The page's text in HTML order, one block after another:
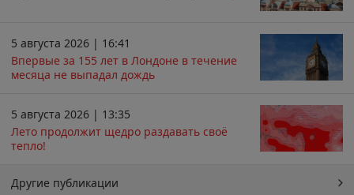
5 августа 2026 | 16:41
Впервые за 155 лет в Лондоне в течение
месяца не выпадал дождь
5 августа 2026 | 13:35
Лето продолжит щедро раздавать своё
тепло!
Другие публикации